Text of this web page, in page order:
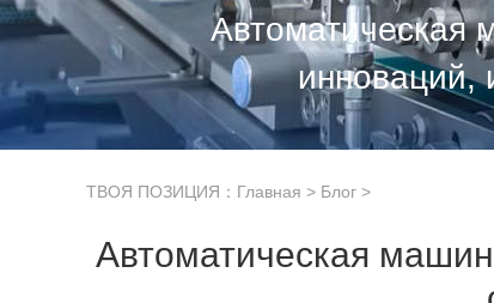
Автоматическая
инноваций,
ТВОЯ ПОЗИЦИЯ： Главная > Блог >
Автоматическая